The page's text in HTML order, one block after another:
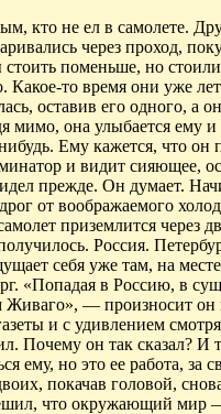
кто не ел в самолете.
через проход,
поменьше, но
Какое-то время они уже
оставив его одного, а
мимо, она улыбается ему и
Ему кажется, что он
и видит сияющее,
прежде. Он думает.
от воображаемого
приземлится через
Россия.
себя уже там, на
«Попадая в Россию, в
Живаго», — произносит он
и с удивлением
. Почему он так сказал? И
ему, но это ее работа, за
покачав головой,
что окружающий мир